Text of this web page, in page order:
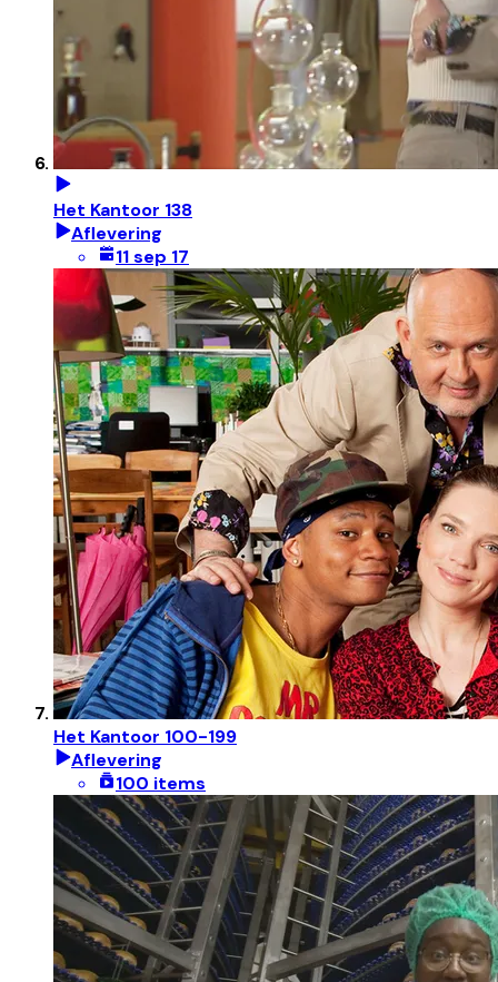
Het Kantoor 138
Aflevering
11 sep 17
Het Kantoor 100-199
Aflevering
100 items